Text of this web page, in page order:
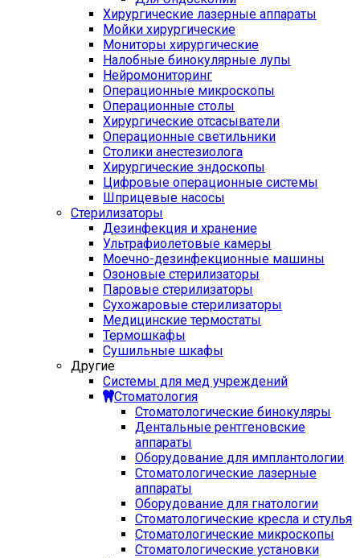
Хирургические лазерные аппараты
Мойки хирургические
Мониторы хирургические
Налобные бинокулярные лупы
Нейромониторинг
Операционные микроскопы
Операционные столы
Хирургические отсасыватели
Операционные светильники
Столики анестезиолога
Хирургические эндоскопы
Цифровые операционные системы
Шприцевые насосы
Стерилизаторы
Дезинфекция и хранение
Ультрафиолетовые камеры
Моечно-дезинфекционные машины
Озоновые стерилизаторы
Паровые стерилизаторы
Сухожаровые стерилизаторы
Медицинские термостаты
Термошкафы
Сушильные шкафы
Другие
Системы для мед учреждений
Стоматология
Стоматологические бинокуляры
Дентальные рентгеновские
аппараты
Оборудование для имплантологии
Стоматологические лазерные
аппараты
Оборудование для гнатологии
Стоматологические кресла и стулья
Стоматологические микроскопы
Стоматологические установки